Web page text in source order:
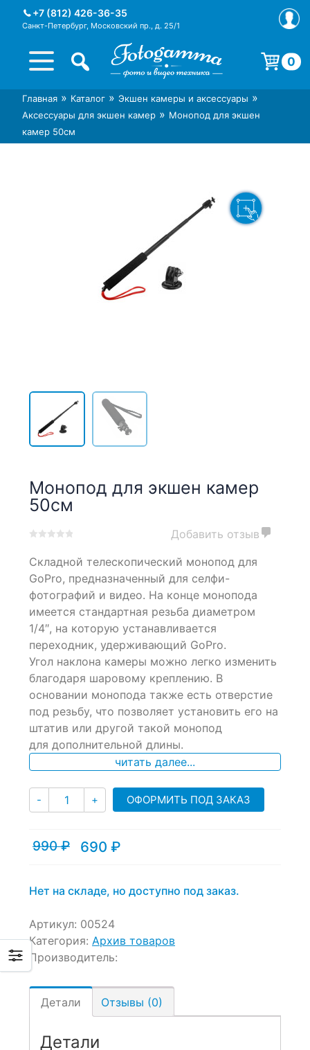
+7 (812) 426-36-35
Санкт-Петербург, Московский пр., д. 25/1
Интернет-магазин фототехники
Foto-Gamma в СПб
Магазин фотоаксессуаров foto-
gamma.ru
0
Корзина пуста.
Главная » Каталог » Экшен камеры и аксессуары »
Аксессуары для экшен камер » Монопод для экшен
камер 50см
Монопод для экшен камер
50см
out
on
customer
ratings
Добавить отзыв
Складной телескопический монопод для
GoPro, предназначенный для селфи-
фотографий и видео. На конце монопода
имеется стандартная резьба диаметром
1/4″, на которую устанавливается
переходник, удерживающий GoPro.
Угол наклона камеры можно легко изменить
благодаря шаровому креплению. В
основании монопода также есть отверстие
под резьбу, что позволяет установить его на
штатив или другой такой монопод
для дополнительной длины.
читать далее...
- Количество
+ ОФОРМИТЬ ПОД ЗАКАЗ
990₽
Первоначальная
990 ₽.
690 ₽
Текущая
Нет на складе, но доступно под заказ.
Артикул: 00524
Категория: Архив товаров
Производитель:
Детали Отзывы (0)
Детали